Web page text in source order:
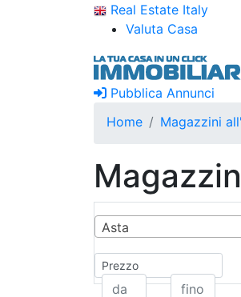
Real Estate Italy
Valuta Casa
Pubblica Annunci
Home
Magazzini
Asta
Prezzo